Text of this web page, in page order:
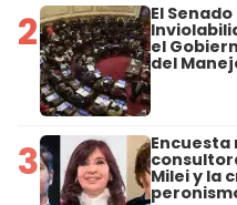
2 El
el
del
3 Encuesta
Milei y la